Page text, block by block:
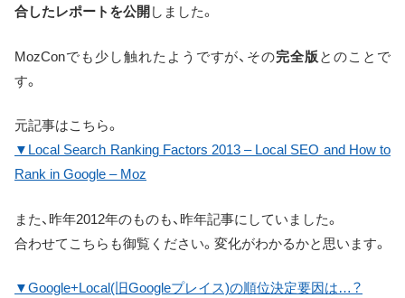
合したレポートを公開 しました。
MozConでも少し触れたようですが、その完全版 とのことで
す。
元記事はこちら。
▼Local Search Ranking Factors 2013 – Local SEO and How to
Rank in Google – Moz
また、昨年2012年のものも、昨年記事にしていました。
合わせてこちらも御覧ください。変化がわかるかと思います。
▼Google+Local(旧Googleプレイス)の順位決定要因は…？